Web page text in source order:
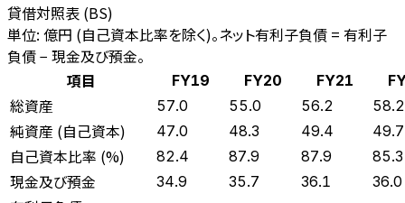
貸借対照表 (BS)
単位: 億円 (自己資本比率を除く)。ネット有利子負債 = 有利子
負債 − 現金及び預金。
項目
FY19 FY20 FY21
総資産 57.0 55.0 56.2 58.2
純資産 (自己資本) 47.0 48.3 49.4 49.7
自己資本比率 (%) 82.4 87.9 87.9 85.3
現金及び預金 34.9 35.7 36.1 36.0